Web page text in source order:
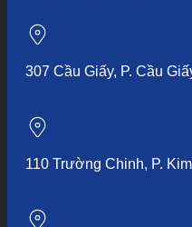
307 Cầu Giấy, P. Cầu
110 Trường Chinh, P.